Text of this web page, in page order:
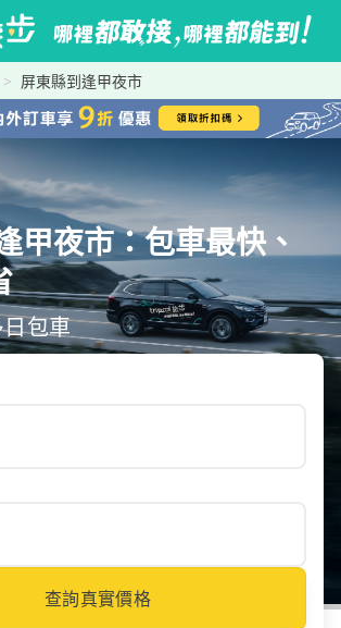
屏東縣到逢甲夜市
甲夜市：包車最快、
包車
查詢真實價格